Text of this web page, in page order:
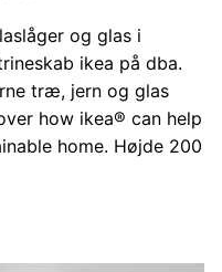
og glas i
ikea på dba.
træ, jern og glas
how ikea® can help
home. Højde 200